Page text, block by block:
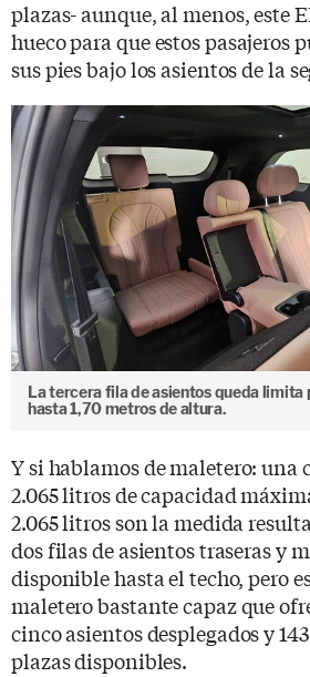
plazas- aunque, al menos, este
hueco para que estos pasajeros
sus pies bajo los asientos de la
La tercera fila de asientos queda limita
hasta 1,70 metros de altura.
Y si hablamos de maletero: una
2.065 litros de capacidad
2.065 litros son la medida
dos filas de asientos traseras y
disponible hasta el techo, pero
maletero bastante capaz que
cinco asientos desplegados y
plazas disponibles.